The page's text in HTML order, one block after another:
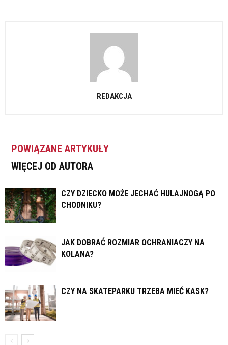
REDAKCJA
POWIĄZANE ARTYKUŁY
WIĘCEJ OD AUTORA
CZY DZIECKO MOŻE JECHAĆ HULAJNOGĄ PO
CHODNIKU?
JAK DOBRAĆ ROZMIAR OCHRANIACZY NA
KOLANA?
CZY NA SKATEPARKU TRZEBA MIEĆ KASK?